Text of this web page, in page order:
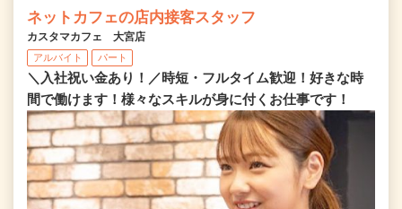
ネットカフェの店内接客スタッフ
カスタマカフェ 大宮店
アルバイト パート
＼入社祝い金あり！／時短・フルタイム歓迎！好きな時
間で働けます！様々なスキルが身に付くお仕事です！